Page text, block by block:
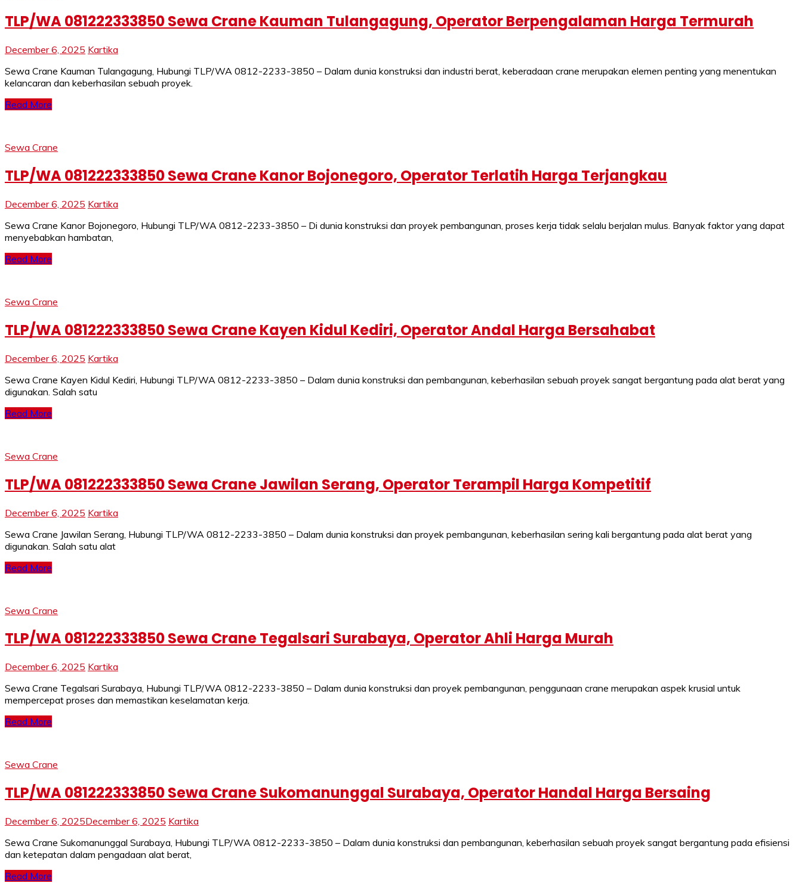
TLP/WA 081222333850 Sewa Crane Kauman Tulangagung, Operator Berpengalaman Harga Termurah
December 6, 2025 Kartika
Sewa Crane Kauman Tulangagung, Hubungi TLP/WA 0812-2233-3850 – Dalam dunia konstruksi dan industri berat, keberadaan crane merupakan elemen penting yang menentukan
kelancaran dan keberhasilan sebuah proyek.
Read More
Sewa Crane
TLP/WA 081222333850 Sewa Crane Kanor Bojonegoro, Operator Terlatih Harga Terjangkau
December 6, 2025 Kartika
Sewa Crane Kanor Bojonegoro, Hubungi TLP/WA 0812-2233-3850 – Di dunia konstruksi dan proyek pembangunan, proses kerja tidak selalu berjalan mulus. Banyak faktor yang dapat
menyebabkan hambatan,
Read More
Sewa Crane
TLP/WA 081222333850 Sewa Crane Kayen Kidul Kediri, Operator Andal Harga Bersahabat
December 6, 2025 Kartika
Sewa Crane Kayen Kidul Kediri, Hubungi TLP/WA 0812-2233-3850 – Dalam dunia konstruksi dan pembangunan, keberhasilan sebuah proyek sangat bergantung pada alat berat yang
digunakan. Salah satu
Read More
Sewa Crane
TLP/WA 081222333850 Sewa Crane Jawilan Serang, Operator Terampil Harga Kompetitif
December 6, 2025 Kartika
Sewa Crane Jawilan Serang, Hubungi TLP/WA 0812-2233-3850 – Dalam dunia konstruksi dan proyek pembangunan, keberhasilan sering kali bergantung pada alat berat yang
digunakan. Salah satu alat
Read More
Sewa Crane
TLP/WA 081222333850 Sewa Crane Tegalsari Surabaya, Operator Ahli Harga Murah
December 6, 2025 Kartika
Sewa Crane Tegalsari Surabaya, Hubungi TLP/WA 0812-2233-3850 – Dalam dunia konstruksi dan proyek pembangunan, penggunaan crane merupakan aspek krusial untuk
mempercepat proses dan memastikan keselamatan kerja.
Read More
Sewa Crane
TLP/WA 081222333850 Sewa Crane Sukomanunggal Surabaya, Operator Handal Harga Bersaing
December 6, 2025December 6, 2025 Kartika
Sewa Crane Sukomanunggal Surabaya, Hubungi TLP/WA 0812-2233-3850 – Dalam dunia konstruksi dan pembangunan, keberhasilan sebuah proyek sangat bergantung pada efisiensi
dan ketepatan dalam pengadaan alat berat,
Read More